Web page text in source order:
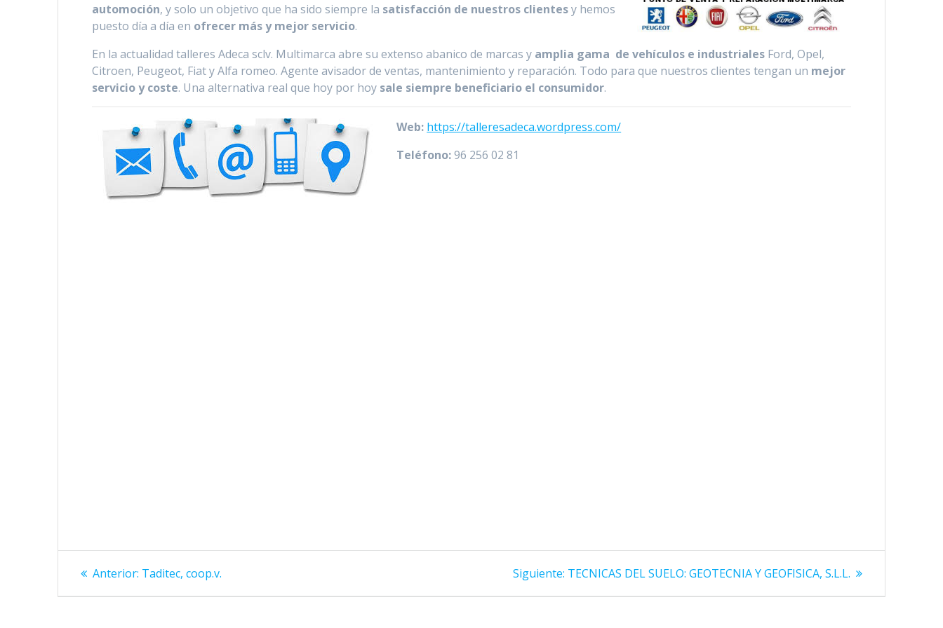
automoción, y solo un objetivo que ha sido siempre la satisfacción de nuestros clientesy hemos
puesto día a día en ofrecer más y mejor servicio.
En la actualidad talleres Adeca sclv. Multimarca abre su extenso abanico de marcas y amplia gama de vehículos e industriales Ford, Opel,
Citroen, Peugeot, Fiat y Alfa romeo. Agente avisador de ventas, mantenimiento y reparación. Todo para que nuestros clientes tengan un mejor
servicio y coste. Una alternativa real que hoy por hoy sale siempre beneficiario el consumidor.
Web: https://talleresadeca.wordpress.com/
Teléfono:96 256 02 81
Navegación
de
Anterior: Entrada
Taditec, coop.v. Siguiente: Siguiente
TECNICAS DEL SUELO: GEOTECNIA Y GEOFISICA, S.L.L.